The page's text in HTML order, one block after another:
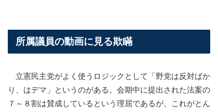
所属議員の動画に見る欺瞞
立憲民主党がよく使うロジックとして「野党は反対ばか
り、はデマ」というのがある。会期中に提出された法案の
７～８割は賛成しているという理屈であるが、これがとん